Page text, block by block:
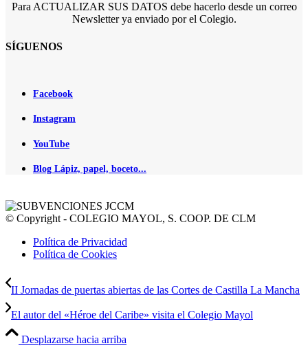
Para ACTUALIZAR SUS DATOS debe hacerlo desde un correo
Newsletter ya enviado por el Colegio.
SÍGUENOS
Facebook
Instagram
YouTube
Blog Lápiz, papel, boceto...
© Copyright - COLEGIO MAYOL, S. COOP. DE CLM
Política de Privacidad
Política de Cookies
II Jornadas de puertas abiertas de las Cortes de Castilla La Mancha
El autor del «Héroe del Caribe» visita el Colegio Mayol
Desplazarse hacia arriba